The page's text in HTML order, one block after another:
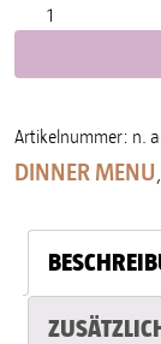
Momo Paneer Menge
Artikelnummer: n. a.
DINNER MENU